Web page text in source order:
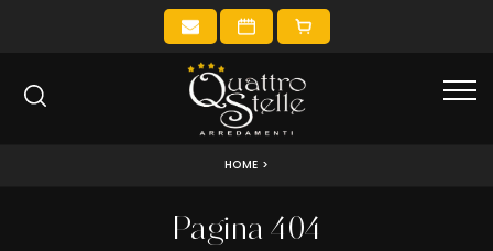
HOME >
Pagina 404